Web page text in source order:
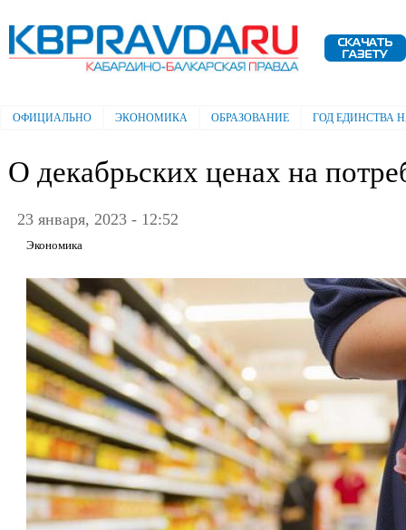
Электронная газета "Кабардино-
Балкарская правда"
Главное меню
ОФИЦИАЛЬНО ЭКОНОМИКА ОБРАЗОВАНИЕ ГОД ЕДИНСТВА
О декабрьских ценах на
23 января, 2023 - 12:52
Экономика